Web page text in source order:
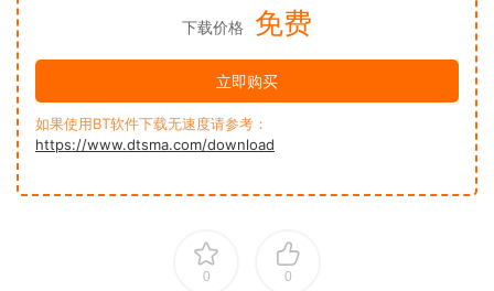
下载价格 免费
立即购买
如果使用BT软件下载无速度请参考：
https://www.dtsma.com/download
0 0